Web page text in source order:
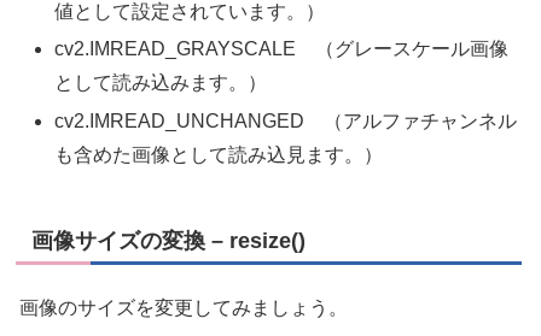
値として設定されています。）
cv2.IMREAD_GRAYSCALE （グレースケール画像
として読み込みます。）
cv2.IMREAD_UNCHANGED （アルファチャンネル
も含めた画像として読み込見ます。）
画像サイズの変換 – resize()
画像のサイズを変更してみましょう。